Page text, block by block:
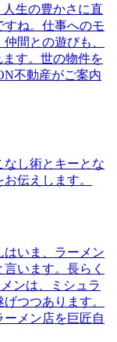
生の豊かさに直
ね。仕事へのモ
間との遊びも、
す。世の物件を
不動産がご案内
なし術とキーとな
伝えします。
はいま、ラーメン
います。長らく
ンは、ミシュラ
つつあります。
メン店を巨匠自